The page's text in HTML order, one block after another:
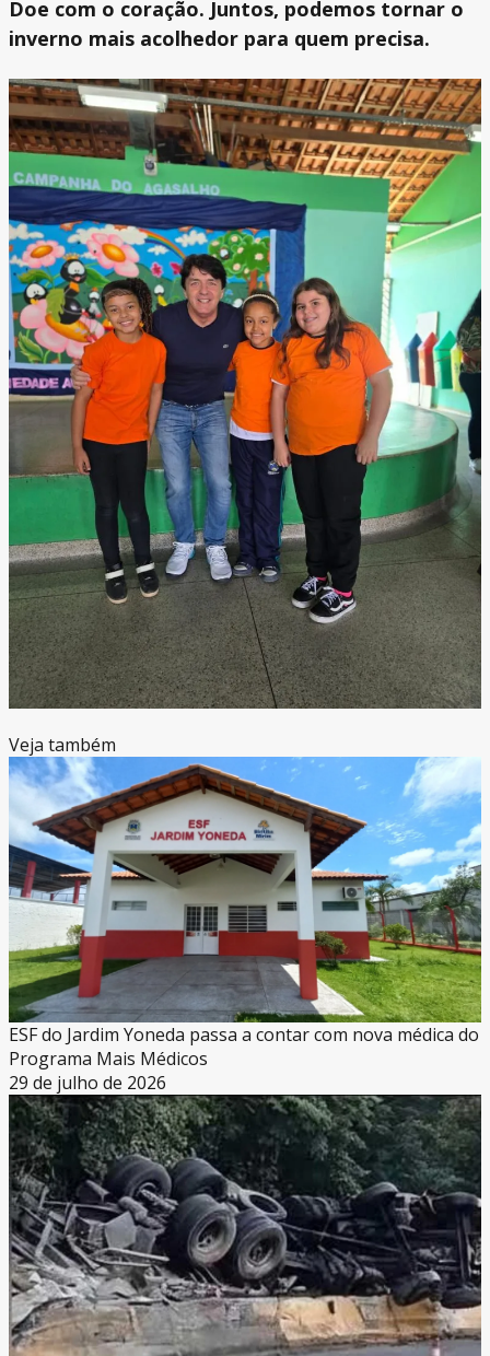
Doe com o coração. Juntos, podemos tornar o
inverno mais acolhedor para quem precisa.
Veja também
ESF do Jardim Yoneda passa a contar com nova médica do
Programa Mais Médicos
29 de julho de 2026